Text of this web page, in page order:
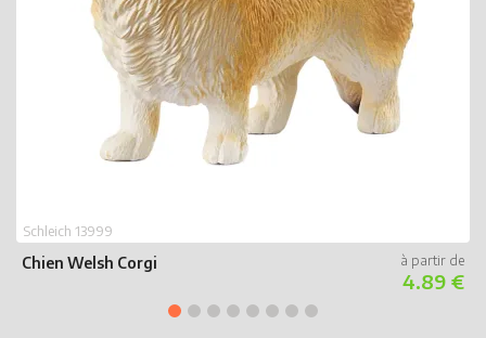
Chien Welsh Corgi
Schleich 13999
4.89 €